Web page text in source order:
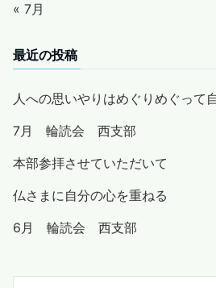
« 7月
最近の投稿
人への思いやりはめぐりめぐって
7月 輪読会 西支部
本部参拝させていただいて
仏さまに自分の心を重ねる
6月 輪読会 西支部